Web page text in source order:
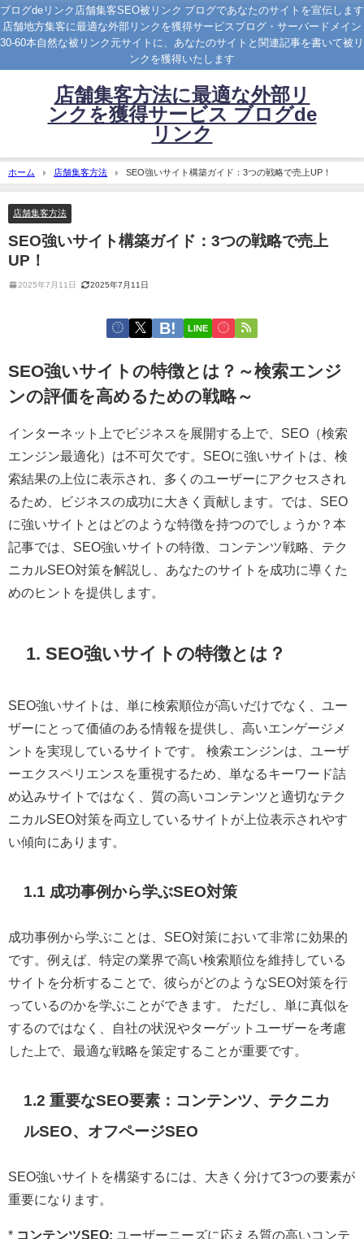
ブログdeリンク店舗集客SEO被リンク ブログであなたのサイトを宣伝します
店舗地方集客に最適な外部リンクを獲得サービスブログ・サーバードメイン
30-60本自然な被リンク元サイトに、あなたのサイトと関連記事を書いて被リ
ンクを獲得いたします
店舗集客方法に最適な外部リ
ンクを獲得サービス ブログde
リンク
ホーム 店舗集客方法 SEO強いサイト構築ガイド：3つの戦略で売上UP！
店舗集客方法
SEO強いサイト構築ガイド：3つの戦略で売上
UP！
2025年7月11日 2025年7月11日
LINE
SEO強いサイトの特徴とは？～検索エンジ
ンの評価を高めるための戦略～
インターネット上でビジネスを展開する上で、SEO（検索
エンジン最適化）は不可欠です。SEOに強いサイトは、検
索結果の上位に表示され、多くのユーザーにアクセスされ
るため、ビジネスの成功に大きく貢献します。では、SEO
に強いサイトとはどのような特徴を持つのでしょうか？本
記事では、SEO強いサイトの特徴、コンテンツ戦略、テク
ニカルSEO対策を解説し、あなたのサイトを成功に導くた
めのヒントを提供します。
1. SEO強いサイトの特徴とは？
SEO強いサイトは、単に検索順位が高いだけでなく、ユー
ザーにとって価値のある情報を提供し、高いエンゲージメ
ントを実現しているサイトです。 検索エンジンは、ユーザ
ーエクスペリエンスを重視するため、単なるキーワード詰
め込みサイトではなく、質の高いコンテンツと適切なテク
ニカルSEO対策を両立しているサイトが上位表示されやす
い傾向にあります。
1.1 成功事例から学ぶSEO対策
成功事例から学ぶことは、SEO対策において非常に効果的
です。例えば、特定の業界で高い検索順位を維持している
サイトを分析することで、彼らがどのようなSEO対策を行
っているのかを学ぶことができます。 ただし、単に真似を
するのではなく、自社の状況やターゲットユーザーを考慮
した上で、最適な戦略を策定することが重要です。
1.2 重要なSEO要素：コンテンツ、テクニカ
ルSEO、オフページSEO
SEO強いサイトを構築するには、大きく分けて3つの要素が
重要になります。
* コンテンツSEO: ユーザーニーズに応える質の高いコンテ